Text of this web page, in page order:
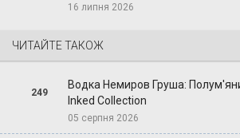
16 липня 2026
ЧИТАЙТЕ ТАКОЖ
249
Водка Немиров Груша:
Inked Collection
05 серпня 2026